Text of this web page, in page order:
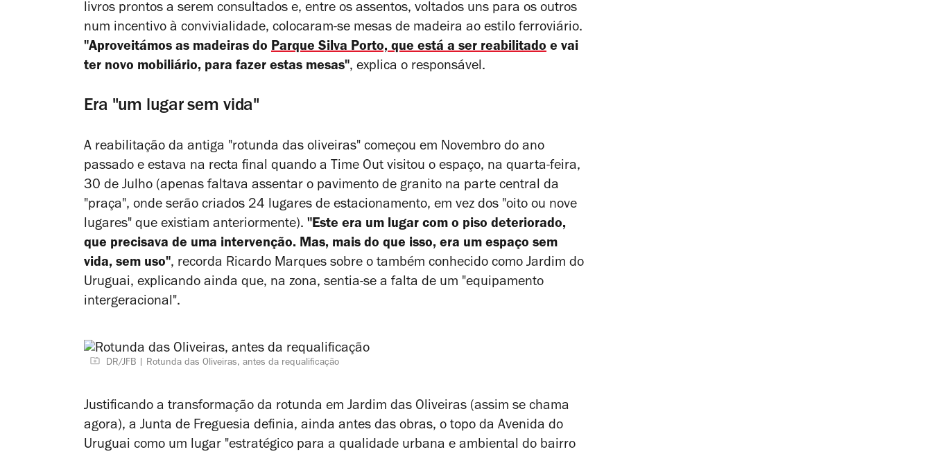
livros prontos a serem consultados e, entre os assentos, voltados uns para os outros
num incentivo à convivialidade, colocaram-se mesas de madeira ao estilo ferroviário.
"Aproveitámos as madeiras do Parque Silva Porto, que está a ser reabilitado e vai
ter novo mobiliário, para fazer estas mesas", explica o responsável.
Era "um lugar sem vida"
A reabilitação da antiga "rotunda das oliveiras" começou em Novembro do ano
passado e estava na recta final quando a Time Out visitou o espaço, na quarta-feira,
30 de Julho (apenas faltava assentar o pavimento de granito na parte central da
"praça", onde serão criados 24 lugares de estacionamento, em vez dos "oito ou nove
lugares" que existiam anteriormente). "Este era um lugar com o piso deteriorado,
que precisava de uma intervenção. Mas, mais do que isso, era um espaço sem
vida, sem uso", recorda Ricardo Marques sobre o também conhecido como Jardim do
Uruguai, explicando ainda que, na zona, sentia-se a falta de um "equipamento
intergeracional".
DR/JFB Rotunda das Oliveiras, antes da requalificação
Justificando a transformação da rotunda em Jardim das Oliveiras (assim se chama
agora), a Junta de Freguesia definia, ainda antes das obras, o topo da Avenida do
Uruguai como um lugar "estratégico para a qualidade urbana e ambiental do bairro